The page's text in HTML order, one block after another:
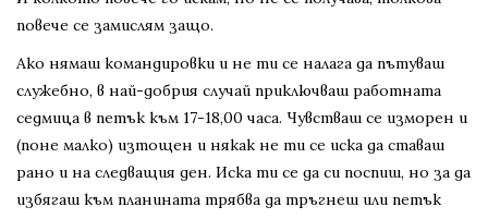
повече се замислям защо.
Ако нямаш командировки и не ти се налага да пътуваш
служебно, в най-добрия случай приключваш работната
седмица в петък към 17-18,00 часа. Чувстваш се изморен и
(поне малко) изтощен и някак не ти се иска да ставаш
рано и на следващия ден. Иска ти се да си поспиш, но за да
избягаш към планината трябва да тръгнеш или петък